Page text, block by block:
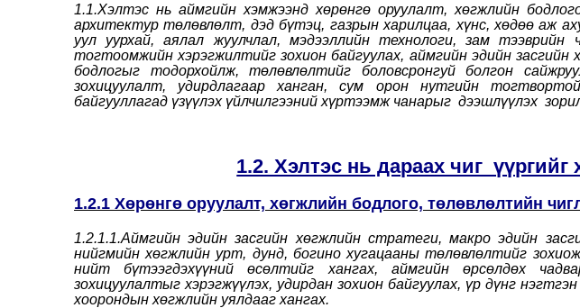
1.1.Хэлтэс нь аймгийн хэмжээнд хөрөнгө оруулалт, хөгжлийн
архитектур төлөвлөлт, дэд бүтэц, газрын харилцаа, хүнс, хөдөө аж
уул уурхай, аялал жуулчлал, мэдээллийн технологи, зам
тогтоомжийн хэрэгжилтийг зохион байгуулах, аймгийн эдийн засгийн
бодлогыг тодорхойлж, төлөвлөлтийг боловсронгуй болгон
зохицуулалт, удирдлагаар ханган, сум орон нутгийн
байгууллагад үзүүлэх үйлчилгээний хүртээмж чанарыг дээшлүүлэх
1.2. Хэлтэс нь дараах чиг үүргийг
1.2.1 Хөрөнгө оруулалт, хөгжлийн бодлого, төлөвлөлтийн
1.2.1.1.Аймгийн эдийн засгийн хөгжлийн стратеги, макро эдийн
нийгмийн хөгжлийн урт, дунд, богино хугацааны төлөвлөлтийг
нийт бүтээгдэхүүний өсөлтийг хангах, аймгийн өрсөлдөх
зохицуулалтыг хэрэгжүүлэх, удирдан зохион байгуулах, үр дүнг
хоорондын хөгжлийн уялдааг хангах.